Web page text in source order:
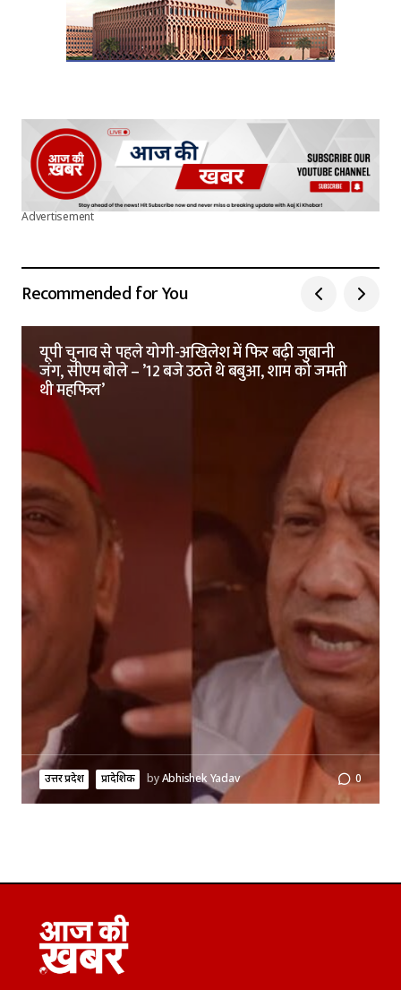
Advertisement
Recommended for You
यूपी चुनाव से पहले योगी-अखिलेश में फिर बढ़ी जुबानी
जंग, सीएम बोले – ’12 बजे उठते थे बबुआ, शाम को जमती
थी महफिल’
उत्तर प्रदेश प्रादेशिक byAbhishek Yadav 0